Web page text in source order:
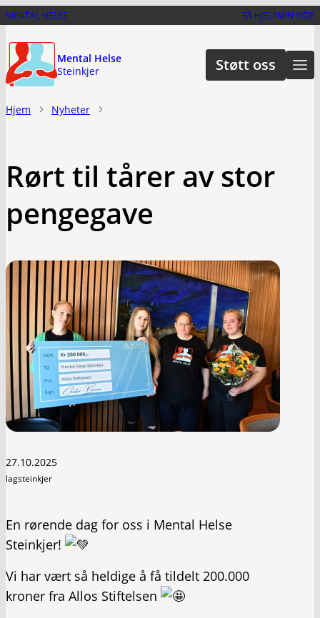
Hopp
hovedinnhold
MENTAL HELSE FÅ HJELPMIN SIDE
Mental Helse
Steinkjer
Støtt oss
Hjem Nyheter
Rørt til tårer av stor
pengegave
27.10.2025
lagsteinkjer
En rørende dag for oss i Mental Helse
Steinkjer!
Vi har vært så heldige å få tildelt 200.000
kroner fra Allos Stiftelsen